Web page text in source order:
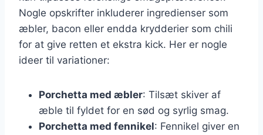
Nogle opskrifter inkluderer ingredienser som
æbler, bacon eller endda krydderier som chili
for at give retten et ekstra kick. Her er nogle
ideer til variationer:
Porchetta med æbler: Tilsæt skiver af
æble til fyldet for en sød og syrlig smag.
Porchetta med fennikel: Fennikel giver en